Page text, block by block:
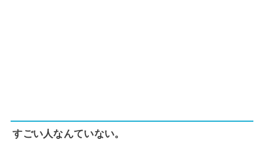
すごい人なんていない。